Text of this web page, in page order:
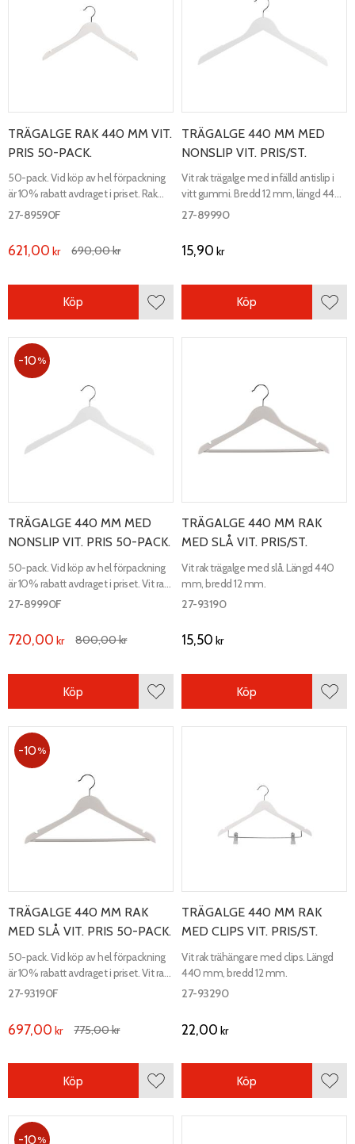
TRÄGALGE RAK 440 MM VIT.
PRIS 50-PACK.
50-pack. Vid köp av hel förpackning
är 10% rabatt avdraget i priset. Rak
trähängare vit. Bredd 12 mm, längd
27-89590F
621,00 kr 690,00kr
Lägg till i favoriter
Köp
TRÄGALGE 440 MM MED
NONSLIP VIT. PRIS/ST.
Vit rak trägalge med infälld antislip i
vitt gummi. Bredd 12 mm, längd 440
mm.
27-89990
15,90 kr
Köp
TRÄGALGE 440 MM MED
NONSLIP VIT. PRIS 50-PACK.
50-pack. Vid köp av hel förpackning
är 10% rabatt avdraget i priset. Vit rak
trägalge med infälld antislip i vitt
27-89990F
720,00 kr 800,00kr
10%
Lägg till i favoriter
Köp
TRÄGALGE 440 MM RAK
MED SLÅ VIT. PRIS/ST.
Vit rak trägalge med slå. Längd 440
mm, bredd 12 mm.
27-93190
15,50 kr
Köp
TRÄGALGE 440 MM RAK
MED SLÅ VIT. PRIS 50-PACK.
50-pack. Vid köp av hel förpackning
är 10% rabatt avdraget i priset. Vit rak
trägalge med slå. Längd 440 mm,
27-93190F
697,00 kr 775,00kr
10%
Lägg till i favoriter
Köp
TRÄGALGE 440 MM RAK
MED CLIPS VIT. PRIS/ST.
Vit rak trähängare med clips. Längd
440 mm, bredd 12 mm.
27-93290
22,00 kr
Köp
10%